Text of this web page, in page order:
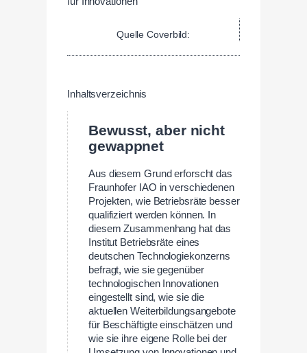
Quelle Coverbild:
Inhaltsverzeichnis
Bewusst, aber nicht
gewappnet
Aus diesem Grund erforscht das
Fraunhofer IAO in verschiedenen
Projekten, wie Betriebsräte besser
qualifiziert werden können. In
diesem Zusammenhang hat das
Institut Betriebsräte eines
deutschen Technologiekonzerns
befragt, wie sie gegenüber
technologischen Innovationen
eingestellt sind, wie sie die
aktuellen Weiterbildungsangebote
für Beschäftigte einschätzen und
wie sie ihre eigene Rolle bei der